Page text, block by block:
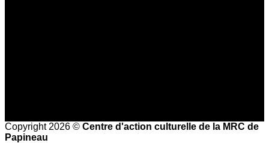
Copyright 2026 © Centre d'action culturelle de la MRC de
Papineau